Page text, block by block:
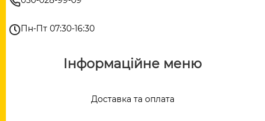
Пн-Пт 07:30-16:30
Інформаційне меню
Доставка та оплата